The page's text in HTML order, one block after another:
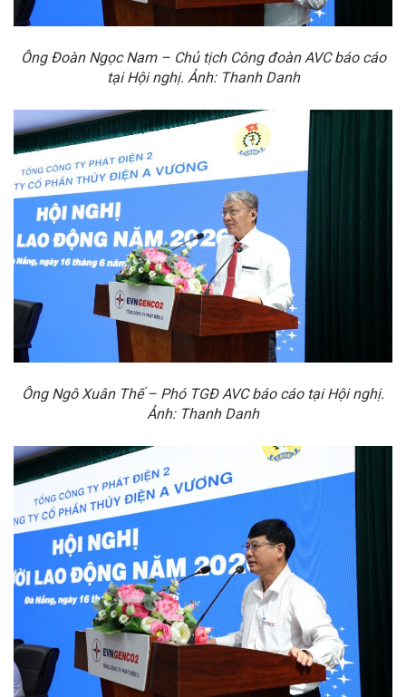
Ông Đoàn Ngọc Nam – Chủ tịch Công đoàn AVC báo cáo
tại Hội nghị. Ảnh: Thanh Danh
Ông Ngô Xuân Thế – Phó TGĐ AVC báo cáo tại Hội nghị.
Ảnh: Thanh Danh